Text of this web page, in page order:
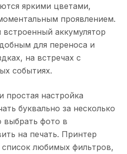
яркими цветами,
проявлением.
аккумулятор
для переноса и
на встречах с
событиях.
простая настройка
буквально за несколько
выбрать фото в
на печать. Принтер
любимых фильтров,